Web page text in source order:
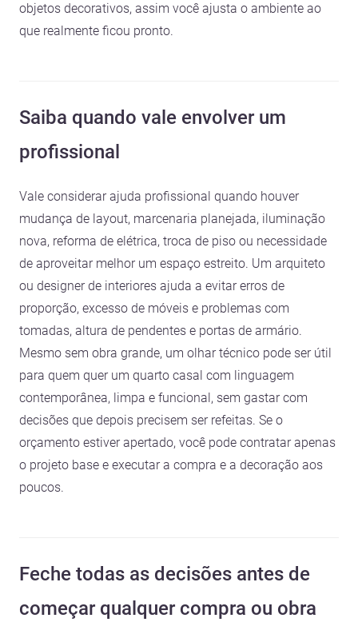
objetos decorativos, assim você ajusta o ambiente ao
que realmente ficou pronto.
Saiba quando vale envolver um
profissional
Vale considerar ajuda profissional quando houver
mudança de layout, marcenaria planejada, iluminação
nova, reforma de elétrica, troca de piso ou necessidade
de aproveitar melhor um espaço estreito. Um arquiteto
ou designer de interiores ajuda a evitar erros de
proporção, excesso de móveis e problemas com
tomadas, altura de pendentes e portas de armário.
Mesmo sem obra grande, um olhar técnico pode ser útil
para quem quer um quarto casal com linguagem
contemporânea, limpa e funcional, sem gastar com
decisões que depois precisem ser refeitas. Se o
orçamento estiver apertado, você pode contratar apenas
o projeto base e executar a compra e a decoração aos
poucos.
Feche todas as decisões antes de
começar qualquer compra ou obra